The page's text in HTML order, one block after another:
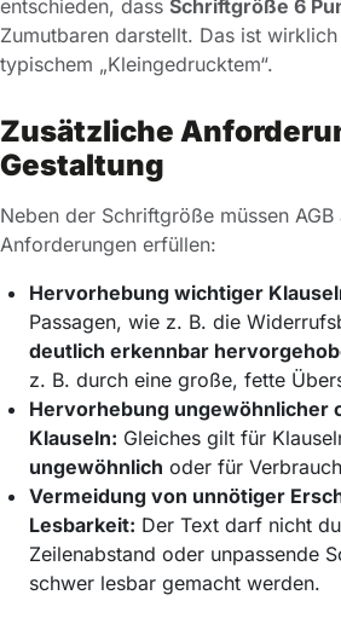
entschieden, dass Schriftgröße 6
Zumutbaren darstellt. Das ist
typischem „Kleingedrucktem“.
Zusätzliche
Gestaltung
Neben der Schriftgröße müssen
Anforderungen erfüllen:
Hervorhebung wichtiger
Passagen, wie z. B. die
deutlich erkennbar
z. B. durch eine große, fette
Hervorhebung ungewöhnlicher
Klauseln: Gleiches gilt für
ungewöhnlich oder für
Vermeidung von unnötiger
Lesbarkeit: Der Text darf nicht
Zeilenabstand oder unpassende
schwer lesbar gemacht werden.